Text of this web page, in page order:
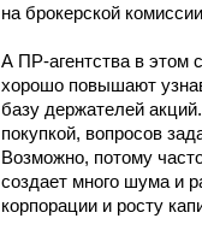
на брокерской
А ПР-агентства в этом
хорошо повышают
базу держателей
покупкой, вопросов
Возможно, потому
создает много шума и
корпорации и росту